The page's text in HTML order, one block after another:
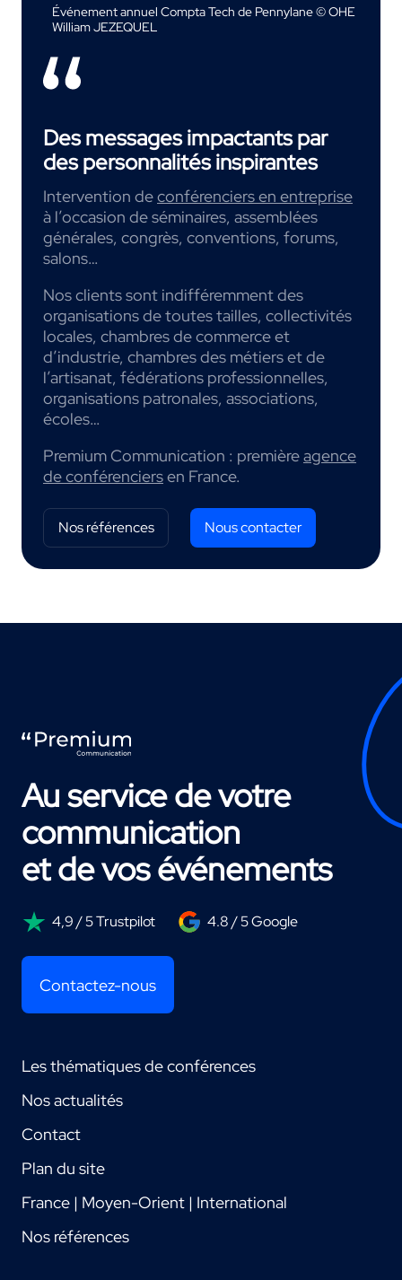
Événement annuel Compta Tech de Pennylane © OHE
William JEZEQUEL
Des messages impactants par
des personnalités inspirantes
Intervention deconférenciers en entreprise
à l’occasion de séminaires, assemblées
générales, congrès, conventions, forums,
salons…
Nos clients sont indifféremment des
organisations de toutes tailles, collectivités
locales, chambres de commerce et
d’industrie, chambres des métiers et de
l’artisanat, fédérations professionnelles,
organisations patronales, associations,
écoles…
Premium Communication : premièreagence
de conférenciersen France.
Nos références Nous contacter
Au service de votre
communication
et de vos événements
4,9 / 5 Trustpilot 4.8 / 5 Google
Contactez-nous
Les thématiques de conférences
Nos actualités
Contact
Plan du site
France | Moyen-Orient | International
Nos références